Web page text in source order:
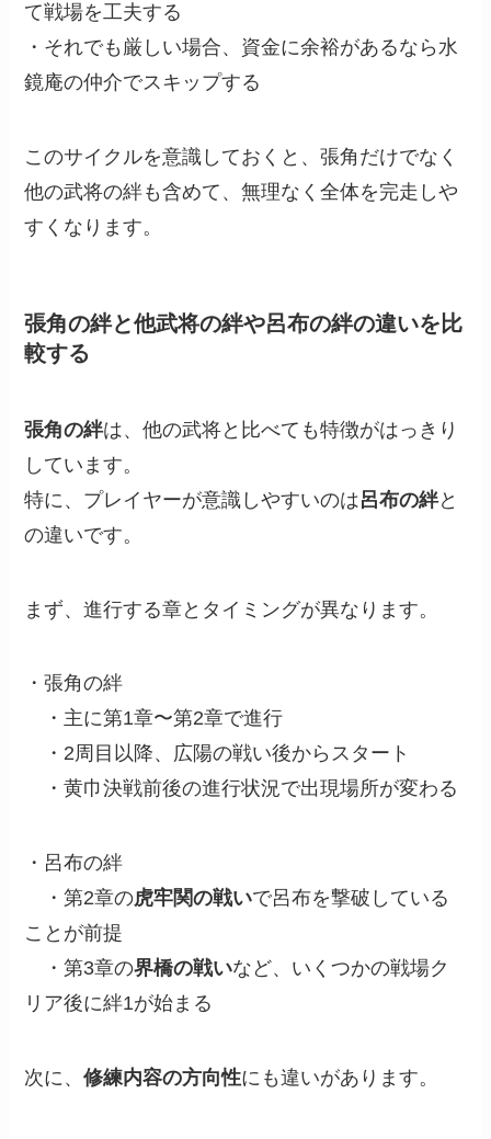
て戦場を工夫する
・それでも厳しい場合、資金に余裕があるなら水
鏡庵の仲介でスキップする
このサイクルを意識しておくと、張角だけでなく
他の武将の絆も含めて、無理なく全体を完走しや
すくなります。
張角の絆と他武将の絆や呂布の絆の違いを比
較する
張角の絆は、他の武将と比べても特徴がはっきり
しています。
特に、プレイヤーが意識しやすいのは呂布の絆と
の違いです。
まず、進行する章とタイミングが異なります。
・張角の絆
・主に第1章〜第2章で進行
・2周目以降、広陽の戦い後からスタート
・黄巾決戦前後の進行状況で出現場所が変わる
・呂布の絆
・第2章の虎牢関の戦いで呂布を撃破している
ことが前提
・第3章の界橋の戦いなど、いくつかの戦場ク
リア後に絆1が始まる
次に、修練内容の方向性にも違いがあります。